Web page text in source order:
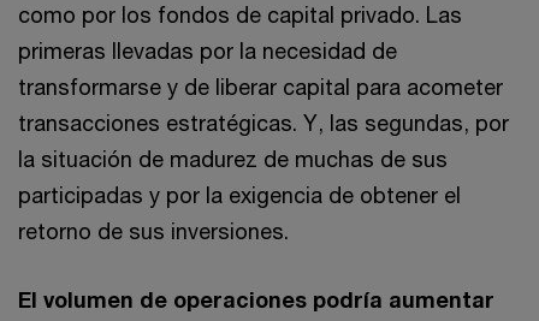
como por los fondos de capital privado. Las
primeras llevadas por la necesidad de
transformarse y de liberar capital para acometer
transacciones estratégicas. Y, las segundas, por
la situación de madurez de muchas de sus
participadas y por la exigencia de obtener el
retorno de sus inversiones.
El volumen de operaciones podría aumentar